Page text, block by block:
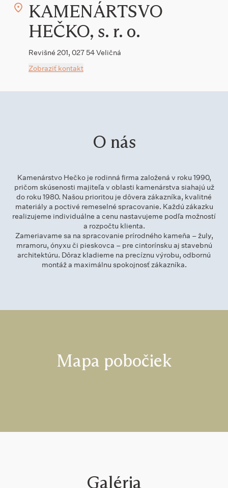
KAMENÁRTSVO
HEČKO, s. r. o.
Revišné 201, 027 54 Veličná
Zobraziť kontakt
O nás
Kamenárstvo Hečko je rodinná firma založená v roku 1990,
pričom skúsenosti majiteľa v oblasti kamenárstva siahajú už
do roku 1980. Našou prioritou je dôvera zákazníka, kvalitné
materiály a poctivé remeselné spracovanie. Každú zákazku
realizujeme individuálne a cenu nastavujeme podľa možností
a rozpočtu klienta.
Zameriavame sa na spracovanie prírodného kameňa – žuly,
mramoru, ónyxu či pieskovca – pre cintorínsku aj stavebnú
architektúru. Dôraz kladieme na precíznu výrobu, odbornú
montáž a maximálnu spokojnosť zákazníka.
Mapa pobočiek
Galéria